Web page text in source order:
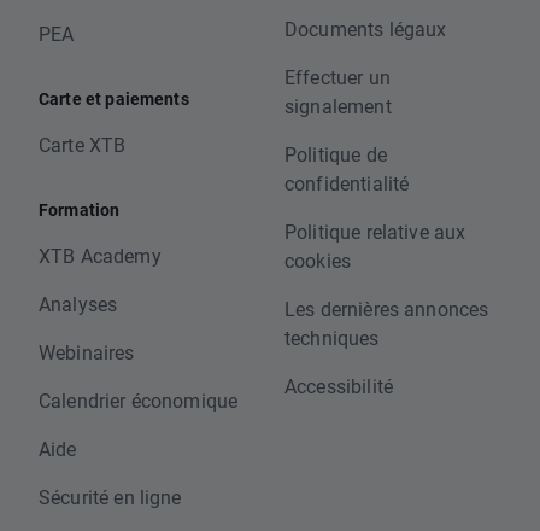
PEA
Carte et paiements
Carte XTB
Formation
XTB Academy
Analyses
Webinaires
Calendrier économique
Aide
Sécurité en ligne
Documents légaux
Effectuer un
signalement
Politique de
confidentialité
Politique relative aux
cookies
Les dernières annonces
techniques
Accessibilité